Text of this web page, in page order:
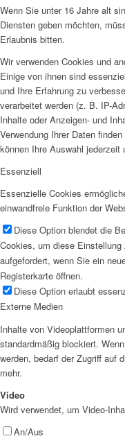
Wenn Sie unter 16 Jahre alt
Diensten geben möchten,
Erlaubnis bitten.
Wir verwenden Cookies und
Einige von ihnen sind
und Ihre Erfahrung zu
verarbeitet werden (z. B. IP-
Inhalte oder Anzeigen- und
Verwendung Ihrer Daten
können Ihre Auswahl jederzeit
Essenziell
Essenzielle Cookies
einwandfreie Funktion der
Diese Option blendet die
Cookies, um diese
aufgefordert, wenn Sie ein
Registerkarte öffnen.
Diese Option erlaubt
Externe Medien
Inhalte von Videoplattformen
standardmäßig blockiert.
werden, bedarf der Zugriff auf
mehr.
Video
Wird verwendet, um Video-
An/Aus